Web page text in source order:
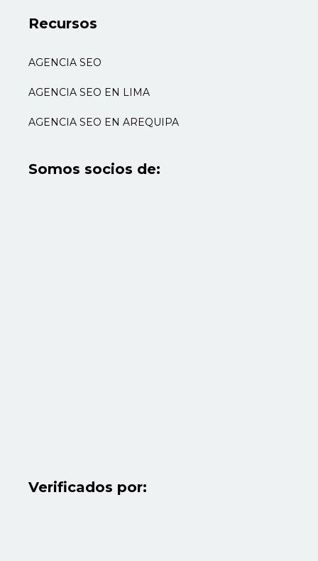
Recursos
AGENCIA SEO
AGENCIA SEO EN LIMA
AGENCIA SEO EN AREQUIPA
Somos socios de:
Verificados por: